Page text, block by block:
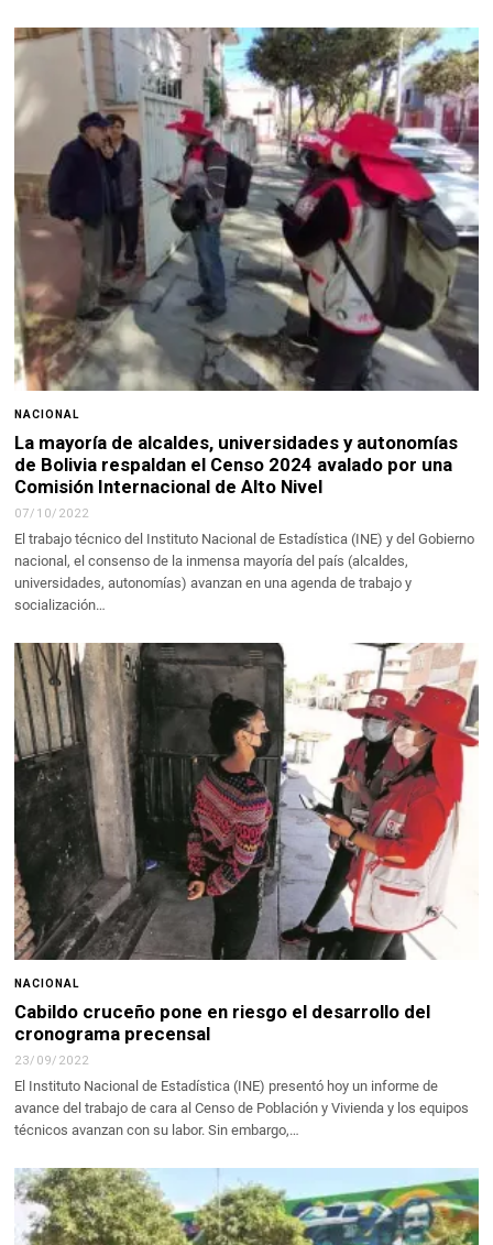
NACIONAL
La mayoría de alcaldes, universidades y autonomías
de Bolivia respaldan el Censo 2024 avalado por una
Comisión Internacional de Alto Nivel
07/10/2022
El trabajo técnico del Instituto Nacional de Estadística (INE) y del Gobierno
nacional, el consenso de la inmensa mayoría del país (alcaldes,
universidades, autonomías) avanzan en una agenda de trabajo y
socialización…
NACIONAL
Cabildo cruceño pone en riesgo el desarrollo del
cronograma precensal
23/09/2022
El Instituto Nacional de Estadística (INE) presentó hoy un informe de
avance del trabajo de cara al Censo de Población y Vivienda y los equipos
técnicos avanzan con su labor. Sin embargo,…